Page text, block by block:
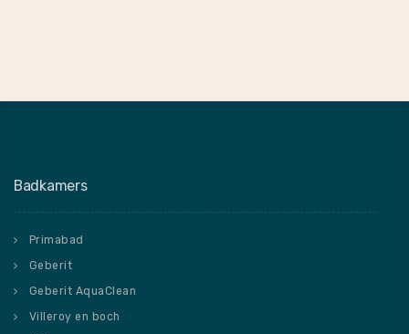
Badkamers
Primabad
Geberit
Geberit AquaClean
Villeroy en boch